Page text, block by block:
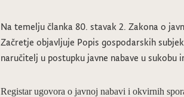
Na temelju članka 80. stavak 2. Zakona o
Začretje objavljuje Popis gospodarskih
naručitelj u postupku javne nabave u sukobu
Registar ugovora o javnoj nabavi i okvirnih